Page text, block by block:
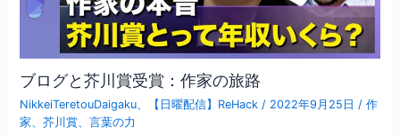
ブログと芥川賞受賞：作家の旅路
NikkeiTeretouDaigaku、 【日曜配信】ReHack / 2022年9月25日 /作
家、芥川賞、言葉の力